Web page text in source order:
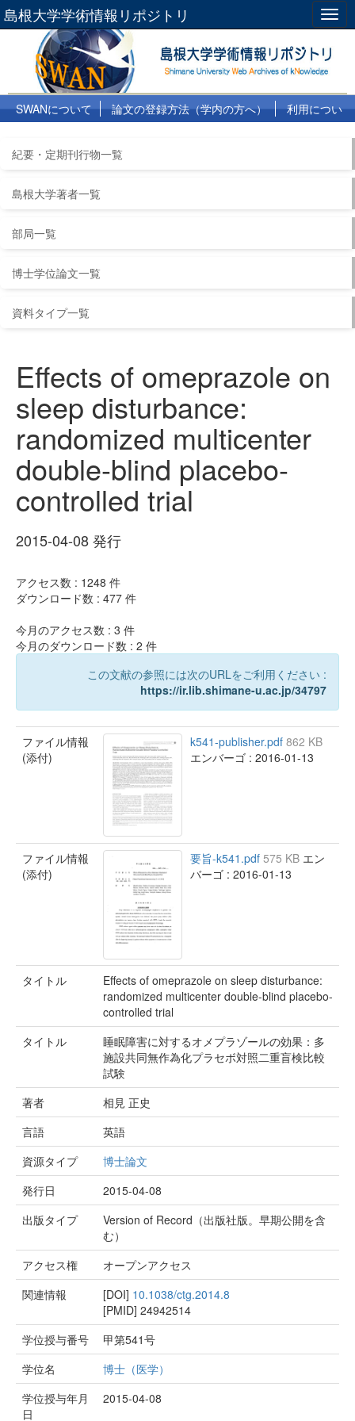
島根大学学術情報リポジトリ
SWANについて 論文の登録方法（学内の方へ）
利用につい
紀要・定期刊行物一覧
島根大学著者一覧
部局一覧
博士学位論文一覧
資料タイプ一覧
Effects of omeprazole on
sleep disturbance:
randomized multicenter
double-blind placebo-
controlled trial
2015-04-08 発行
アクセス数 : 1248 件
ダウンロード数 : 477 件
今月のアクセス数 : 3 件
今月のダウンロード数 : 2 件
この文献の参照には次のURLをご利用ください :
https://ir.lib.shimane-u.ac.jp/34797
ファイル情報
(添付)
k541-publisher.pdf 862 KB
エンバーゴ : 2016-01-13
ファイル情報
(添付)
要旨-k541.pdf 575 KB エン
バーゴ : 2016-01-13
タイトル
Effects of omeprazole on sleep disturbance:
randomized multicenter double-blind placebo-
controlled trial
タイトル
睡眠障害に対するオメプラゾールの効果：多
施設共同無作為化プラセボ対照二重盲検比較
試験
著者
相見 正史
言語
英語
資源タイプ
博士論文
発行日
2015-04-08
出版タイプ
Version of Record（出版社版。早期公開を含
む）
アクセス権
オープンアクセス
関連情報
[DOI] 10.1038/ctg.2014.8
[PMID] 24942514
学位授与番号
甲第541号
学位名
博士（医学）
学位授与年月
日
2015-04-08